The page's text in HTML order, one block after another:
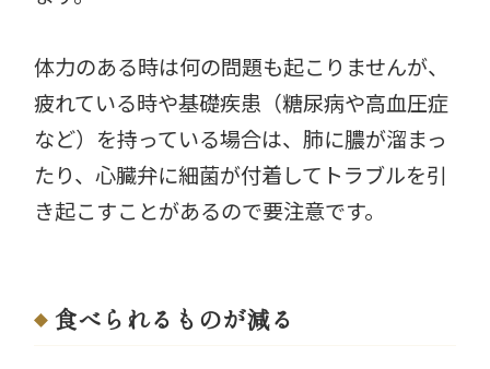
体力のある時は何の問題も起こりませんが、
疲れている時や基礎疾患（糖尿病や高血圧症
など）を持っている場合は、肺に膿が溜まっ
たり、心臓弁に細菌が付着してトラブルを引
き起こすことがあるので要注意です。
食べられるものが減る